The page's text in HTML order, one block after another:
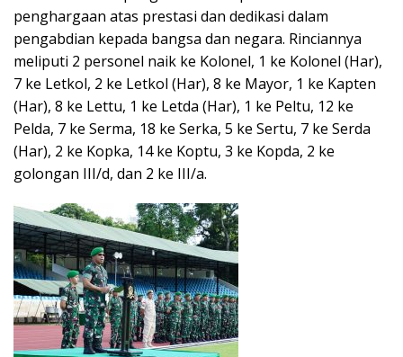
penghargaan atas prestasi dan dedikasi dalam
pengabdian kepada bangsa dan negara. Rinciannya
meliputi 2 personel naik ke Kolonel, 1 ke Kolonel (Har),
7 ke Letkol, 2 ke Letkol (Har), 8 ke Mayor, 1 ke Kapten
(Har), 8 ke Lettu, 1 ke Letda (Har), 1 ke Peltu, 12 ke
Pelda, 7 ke Serma, 18 ke Serka, 5 ke Sertu, 7 ke Serda
(Har), 2 ke Kopka, 14 ke Koptu, 3 ke Kopda, 2 ke
golongan III/d, dan 2 ke III/a.